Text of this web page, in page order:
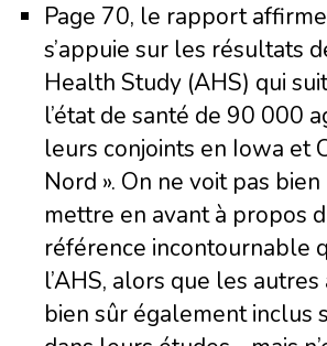
Page 70, le rapport
s’appuie sur les résultats
Health Study (AHS) qui
l’état de santé de 90 000
leurs conjoints en Iowa et
Nord ». On ne voit pas bien
mettre en avant à propos
référence incontournable
l’AHS, alors que les
bien sûr également inclus